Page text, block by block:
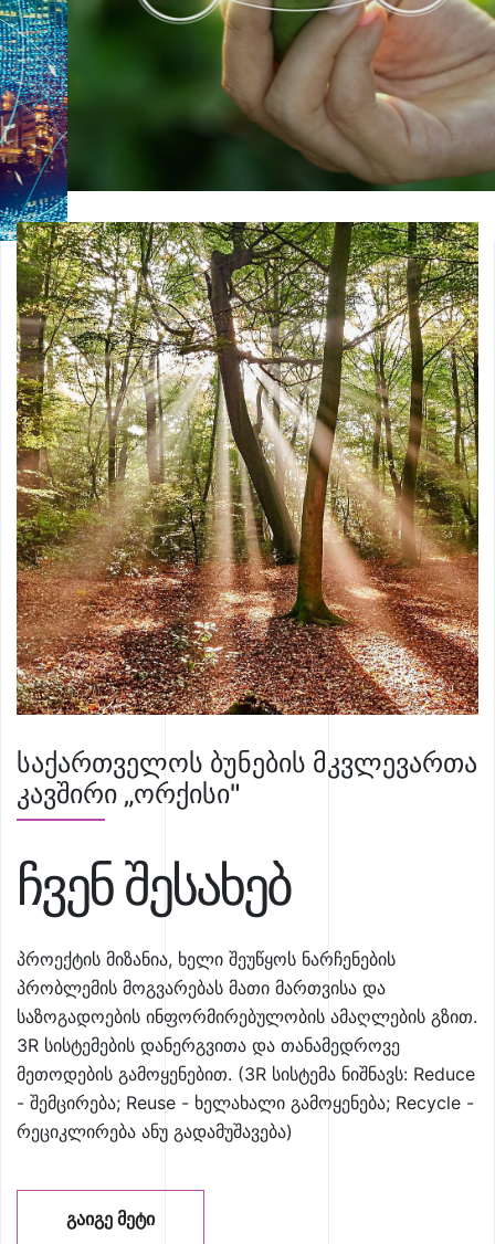
საქართველოს ბუნების მკვლევართა
კავშირი „ორქისი"
ჩვენ შესახებ
პროექტის მიზანია, ხელი შეუწყოს ნარჩენების
პრობლემის მოგვარებას მათი მართვისა და
საზოგადოების ინფორმირებულობის ამაღლების გზით.
3R სისტემების დანერგვითა და თანამედროვე
მეთოდების გამოყენებით. (3R სისტემა ნიშნავს: Reduce
- შემცირება; Reuse - ხელახალი გამოყენება; Recycle -
რეციკლირება ანუ გადამუშავება)
ᲒᲐᲘᲒᲔ ᲛᲔᲢᲘ